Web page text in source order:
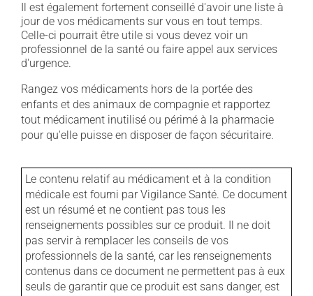
Il est également fortement conseillé d'avoir une liste à
jour de vos médicaments sur vous en tout temps.
Celle-ci pourrait être utile si vous devez voir un
professionnel de la santé ou faire appel aux services
d'urgence.
Rangez vos médicaments hors de la portée des
enfants et des animaux de compagnie et rapportez
tout médicament inutilisé ou périmé à la pharmacie
pour qu'elle puisse en disposer de façon sécuritaire.
Le contenu relatif au médicament et à la condition
médicale est fourni par Vigilance Santé. Ce document
est un résumé et ne contient pas tous les
renseignements possibles sur ce produit. Il ne doit
pas servir à remplacer les conseils de vos
professionnels de la santé, car les renseignements
contenus dans ce document ne permettent pas à eux
seuls de garantir que ce produit est sans danger, est